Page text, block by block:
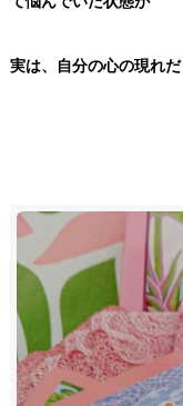
実は、自分の心の現れ